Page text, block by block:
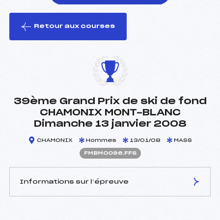
le ski
Retour aux courses
39ème Grand Prix de ski de fond
CHAMONIX MONT-BLANC
Dimanche 13 janvier 2008
CHAMONIX Hommes 13/01/08 MASS
FMBM0096.FFS
Informations sur l’épreuve